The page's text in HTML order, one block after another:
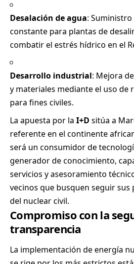
Desalación de agua:
constante para plantas de
combatir el estrés hídrico en el
Desarrollo industrial: Mejora
y materiales mediante el uso de
para fines civiles.
La apuesta por la I+D sitúa a
referente en el continente
será un consumidor de
generador de conocimiento,
servicios y asesoramiento
vecinos que busquen seguir sus
del nuclear civil.
Compromiso con la
transparencia
La implementación de energía